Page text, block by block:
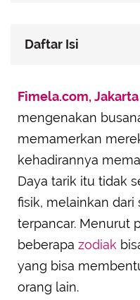
Daftar Isi
Memiliki Gaya Hidup
Menghargai Waktu
Memiliki Pembawaan
Memberikan Respek
Fimela.com, Jakarta
mengenakan
memamerkan
kehadirannya
Daya tarik itu tidak
fisik, melainkan dari
terpancar. Menurut
beberapa zodiak
yang bisa
orang lain.